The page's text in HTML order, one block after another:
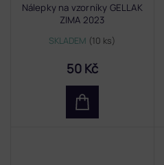
Nálepky na vzorníky GELLAK
ZIMA 2023
SKLADEM (10 ks)
50 Kč